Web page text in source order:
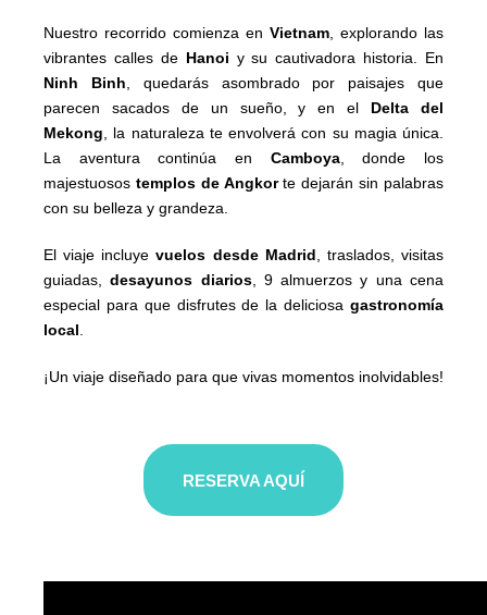
Nuestro recorrido comienza en Vietnam , explorando las
vibrantes calles de Hanoi y su cautivadora historia. En
Ninh Binh , quedarás asombrado por paisajes que
parecen sacados de un sueño, y en el Delta del
Mekong , la naturaleza te envolverá con su magia única.
La aventura continúa en Camboya, donde los
majestuosos templos de Angkorte dejarán sin palabras
con su belleza y grandeza.
El viaje incluyevuelos desde Madrid , traslados, visitas
guiadas,desayunos diarios, 9 almuerzos y una cena
especial para que disfrutes de la deliciosa gastronomía
local
¡Un viaje diseñado para que vivas momentos inolvidables!
RESERVA AQUÍ